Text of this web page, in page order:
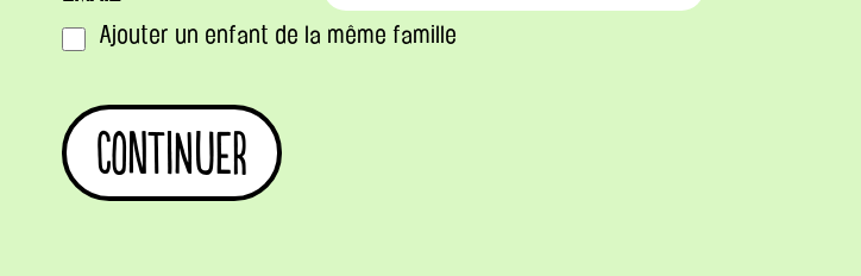
Ajouter un enfant de la même famille